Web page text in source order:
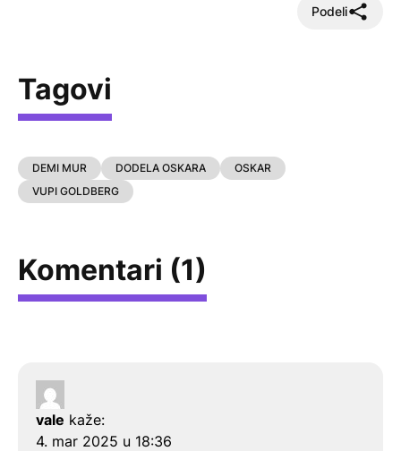
Podeli
Tagovi
DEMI MUR DODELA OSKARA
OSKAR
VUPI GOLDBERG
Komentari (1)
vale kaže:
4. mar 2025 u 18:36